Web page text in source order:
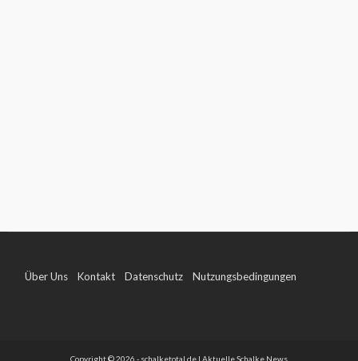
Über Uns Kontakt Datenschutz Nutzungsbedingungen
Copyright © 2026 - schalketotal.de | Aktuelle Schalke News